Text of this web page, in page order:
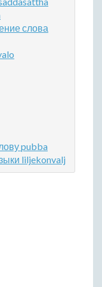
слова
pubba
liljekonvalj